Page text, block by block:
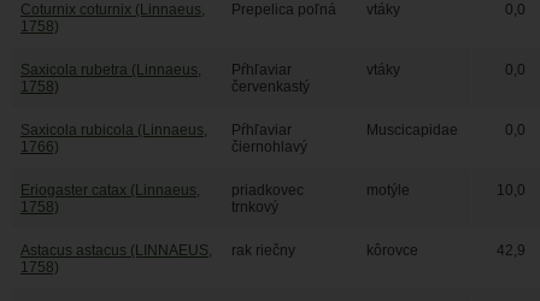
Coturnix coturnix (Linnaeus,
1758)
Prepelica poľná vtáky 0,0
Saxicola rubetra (Linnaeus,
1758)
Pŕhľaviar
červenkastý
vtáky 0,0
Saxicola rubicola (Linnaeus,
1766)
Pŕhľaviar
čiernohlavý
Muscicapidae 0,0
Eriogaster catax (Linnaeus,
1758)
priadkovec
trnkový
motýle 10,0
Astacus astacus (LINNAEUS,
1758)
rak riečny kôrovce 42,9